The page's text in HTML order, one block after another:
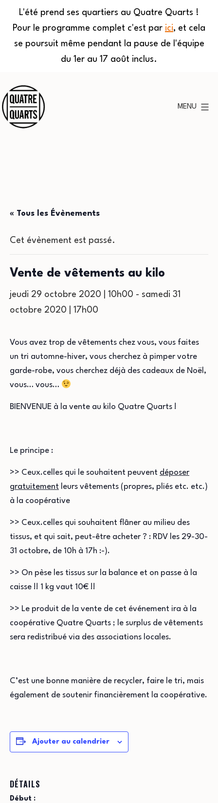
L'été prend ses quartiers au Quatre Quarts !
Pour le programme complet c'est par ici, et cela
se poursuit même pendant la pause de l'équipe
du 1er au 17 août inclus.
au
contenu
MENU
« Tous les Évènements
Cet évènement est passé.
Vente de vêtements au kilo
jeudi 29 octobre 2020 | 10h00 - samedi 31
octobre 2020 | 17h00
Vous avez trop de vêtements chez vous, vous faites
un tri automne-hiver, vous cherchez à pimper votre
garde-robe, vous cherchez déjà des cadeaux de Noël,
vous… vous…
BIENVENUE à la vente au kilo Quatre Quarts !
Le principe :
>> Ceux.celles qui le souhaitent peuvent déposer
gratuitement leurs vêtements (propres, pliés etc. etc.)
à la coopérative
>> Ceux.celles qui souhaitent flâner au milieu des
tissus, et qui sait, peut-être acheter ? : RDV les 29-30-
31 octobre, de 10h à 17h :-).
>> On pèse les tissus sur la balance et on passe à la
caisse !! 1 kg vaut 10€ !!
>> Le produit de la vente de cet événement ira à la
coopérative Quatre Quarts ; le surplus de vêtements
sera redistribué via des associations locales.
C’est une bonne manière de recycler, faire le tri, mais
également de soutenir financièrement la coopérative.
Ajouter au calendrier
DÉTAILS
Début :